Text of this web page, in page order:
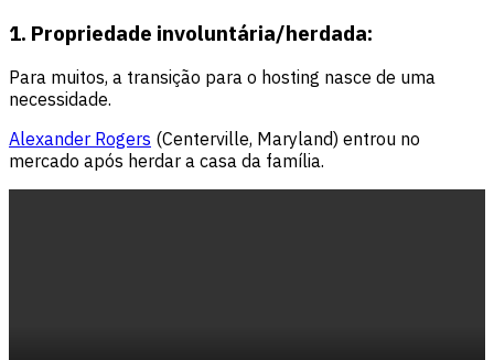
1. Propriedade involuntária/herdada:
Para muitos, a transição para o hosting nasce de uma
necessidade.
Alexander Rogers (Centerville, Maryland) entrou no
mercado após herdar a casa da família.